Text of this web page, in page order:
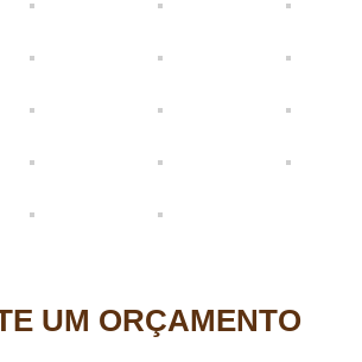
UM ORÇAMENTO